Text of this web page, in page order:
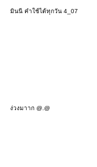
มินนี่ คำใช้ได้ทุกวัน 4_07
ง่วงมาาก @.@